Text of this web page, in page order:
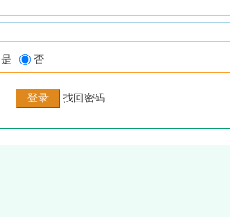
是 否
找回密码